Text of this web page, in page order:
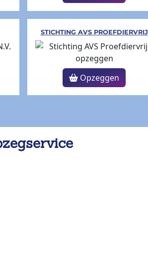
STICHTING AVS PROEFDIERVRIJ
Opzeggen